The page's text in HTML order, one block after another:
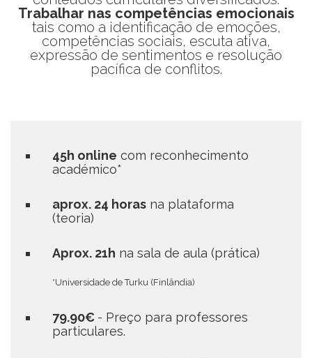
Trabalhar nas competências emocionais
tais como a identificação de emoções,
competências sociais, escuta ativa,
expressão de sentimentos e resolução
pacífica de conflitos.
45h online com reconhecimento
académico*
aprox. 24 horas na plataforma
(teoria)
Aprox. 21h na sala de aula (prática)
*Universidade de Turku (Finlândia)
79.90€ - Preço para professores
particulares.